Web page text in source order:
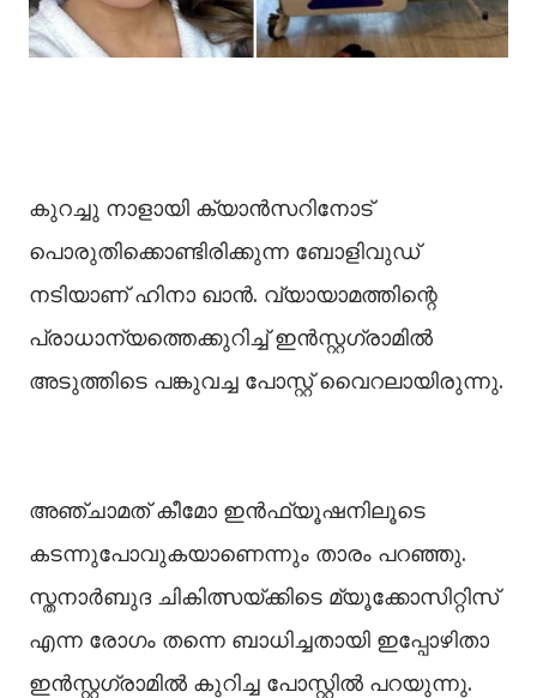
കുറച്ചു നാളായി ക്യാൻസറിനോട്
പൊരുതിക്കൊണ്ടിരിക്കുന്ന ബോളിവു‍ഡ്
നടിയാണ് ഹിനാ ഖാൻ. വ്യായാമത്തിന്റെ
പ്രാധാന്യത്തെക്കുറിച്ച്‌ ഇൻസ്റ്റഗ്രാമില്‍
അടുത്തിടെ പങ്കുവച്ച പോസ്റ്റ് വെെറലായിരുന്നു.
അഞ്ചാമത് കീമോ ഇൻഫ്യൂഷനിലൂടെ
കടന്നുപോവുകയാണെന്നും താരം പറഞ്ഞു.
സ്തനാർബുദ ചികിത്സയ്ക്കിടെ മ്യൂക്കോസിറ്റിസ്
എന്ന രോഗം തന്നെ ബാധിച്ചതായി ഇപ്പോഴിതാ
ഇൻസ്റ്റഗ്രാമില്‍ കുറിച്ച പോസ്റ്റില്‍ പറയുന്നു.